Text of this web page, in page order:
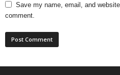
Save my name, email, and
comment.